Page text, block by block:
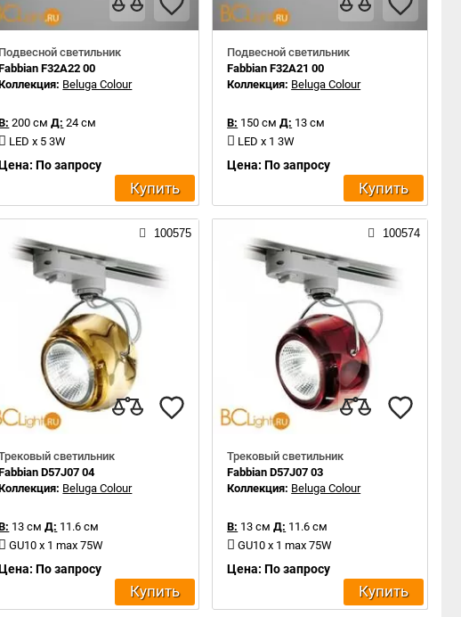
Подвесной светильник
F32A22 00
Beluga Colour
200 см Д: 24 см
LED x 5 3W
По запросу
Купить
Подвесной светильник
Fabbian F32A21 00
Коллекция: Beluga Colour
В: 150 см Д: 13 см
LED x 1 3W
Цена: По запросу
Купить
100575
светильник
D57J07 04
Beluga Colour
13 см Д: 11.6 см
GU10 x 1 max 75W
По запросу
Купить
100574
Трековый светильник
Fabbian D57J07 03
Коллекция: Beluga Colour
В: 13 см Д: 11.6 см
GU10 x 1 max 75W
Цена: По запросу
Купить